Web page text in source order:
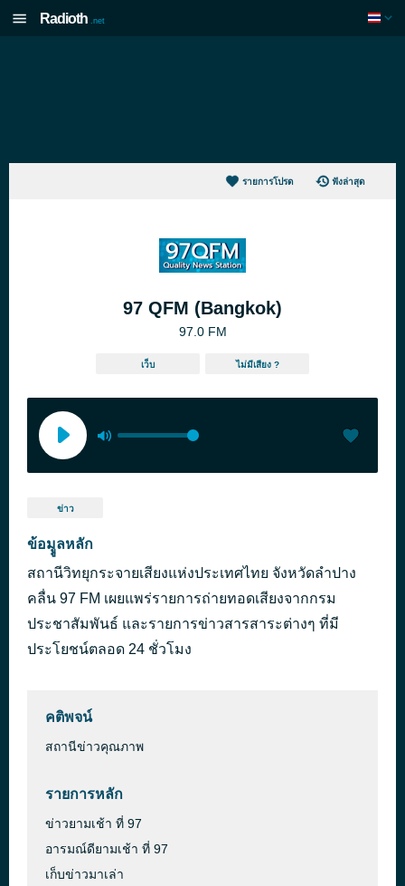
Radioth .net
รายการโปรด ฟังล่าสุด
97 QFM (Bangkok)
97.0 FM
เว็บ ไม่มีเสียง ?
ข่าว
ข้อมููลหลัก
สถานีวิทยุกระจายเสียงแห่งประเทศไทย จังหวัดลำปาง
คลื่น 97 FM เผยแพร่รายการถ่ายทอดเสียงจากกรม
ประชาสัมพันธ์ และรายการข่าวสารสาระต่างๆ ที่มี
ประโยชน์ตลอด 24 ชั่วโมง
คติพจน์
สถานีข่าวคุณภาพ
รายการหลัก
ข่าวยามเช้า ที่ 97
อารมณ์ดียามเช้า ที่ 97
เก็บข่าวมาเล่า